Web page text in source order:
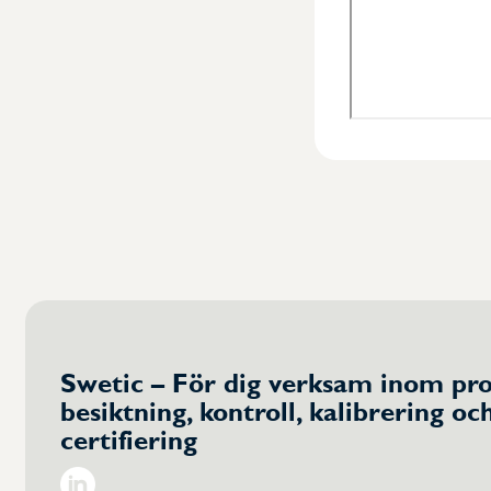
Swetic – För dig verksam inom
besiktning, kontroll, kalibrering
certifiering